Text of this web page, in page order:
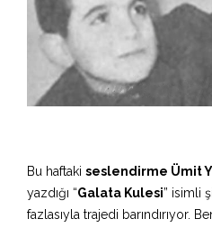
Bu haftaki seslendirme Ümit
yazdığı “Galata Kulesi” isimli
fazlasıyla trajedi barındırıyor.